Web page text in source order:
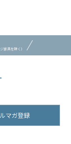
家具を除く）
マガ登録